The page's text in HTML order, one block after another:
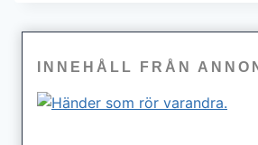
INNEHÅLL FRÅN